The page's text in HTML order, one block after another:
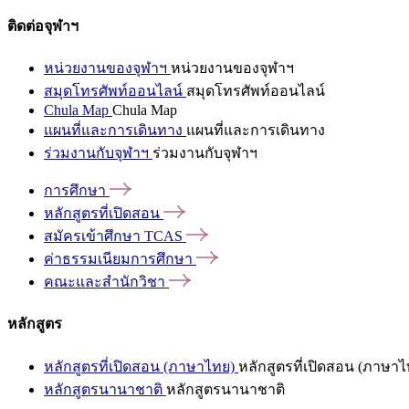
ติดต่อจุฬาฯ
หน่วยงานของจุฬาฯ หน่วยงานของจุฬาฯ
สมุดโทรศัพท์ออนไลน์ สมุดโทรศัพท์ออนไลน์
Chula Map Chula Map
แผนที่และการเดินทาง แผนที่และการเดินทาง
ร่วมงานกับจุฬาฯ ร่วมงานกับจุฬาฯ
การศึกษา
หลักสูตรที่เปิดสอน
สมัครเข้าศึกษา TCAS
ค่าธรรมเนียมการศึกษา
คณะและสำนักวิชา
หลักสูตร
หลักสูตรที่เปิดสอน (ภาษาไทย) หลักสูตรที่เปิดสอน (ภาษาไ
หลักสูตรนานาชาติ หลักสูตรนานาชาติ